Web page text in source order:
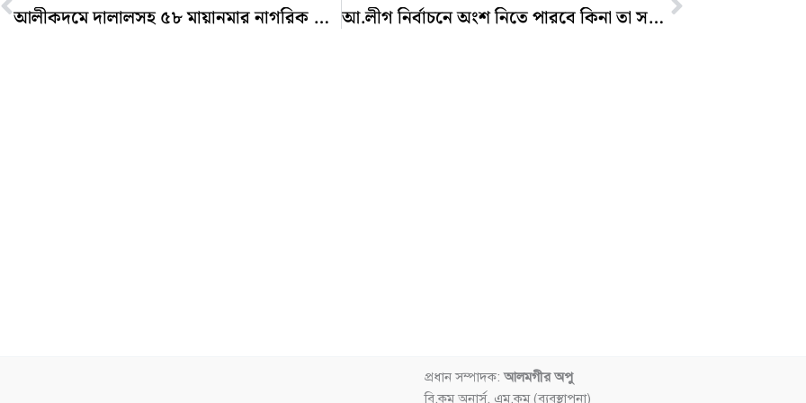
আলীকদমে দালালসহ ৫৮ মায়ানমার নাগরিক আটক আ.লীগ নির্বাচনে অংশ নিতে পারবে কিনা তা সময় বলে দেবে- সিইসি
প্রধান সম্পাদক:আলমগীর অপু
বি.কম অনার্স, এম.কম (ব্যবস্থাপনা)